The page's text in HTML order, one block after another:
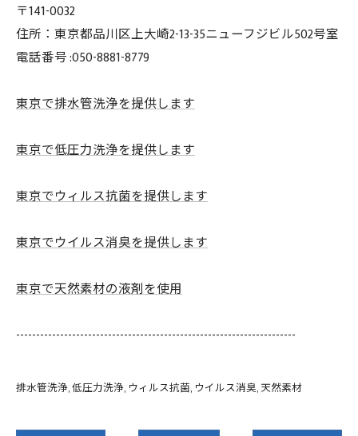
〒141-0032
住所：東京都品川区上大崎2-13-35ニューフジビル502号室
電話番号 :050-8881-8779
東京で排水管洗浄を提供します
東京で低圧力洗浄を提供します
東京でウィルス抗菌を提供します
東京でウイルス消臭を提供します
東京で天然素材の液剤を使用
----------------------------------------------------------------------
排水管洗浄 低圧力洗浄 ウィルス抗菌 ウイルス消臭 天然素材